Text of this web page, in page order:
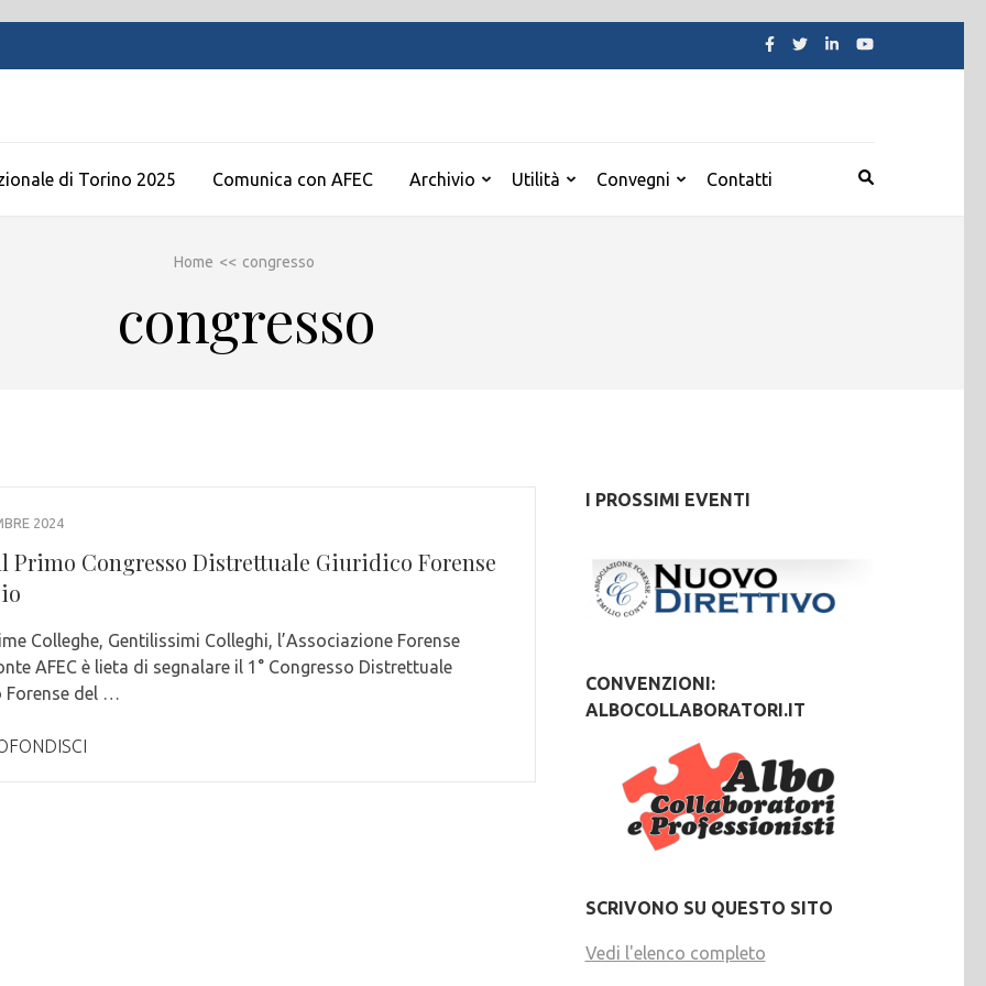
di Torino 2025 Comunica con AFEC Archivio Utilità Convegni Contatti
Home << congresso
congresso
2024
Primo Congresso Distrettuale Giuridico Forense
Colleghe, Gentilissimi Colleghi, l’Associazione Forense
AFEC è lieta di segnalare il 1° Congresso Distrettuale
Forense del …
I PROSSIMI EVENTI
CONVENZIONI:
ALBOCOLLABORATORI.IT
SCRIVONO SU QUESTO SITO
Vedi l'elenco completo